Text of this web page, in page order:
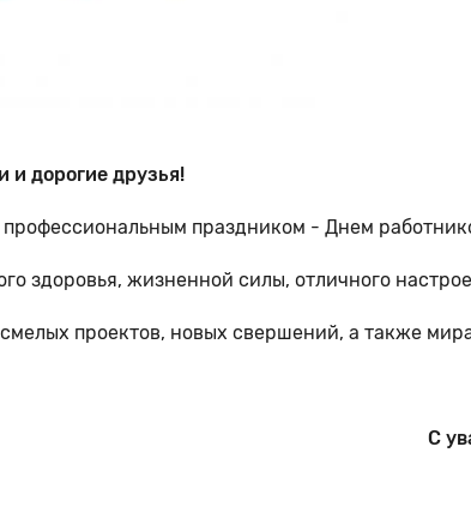
и дорогие друзья!
праздником - Днем
здоровья, жизненной силы, отличного
проектов, новых свершений, а также
С